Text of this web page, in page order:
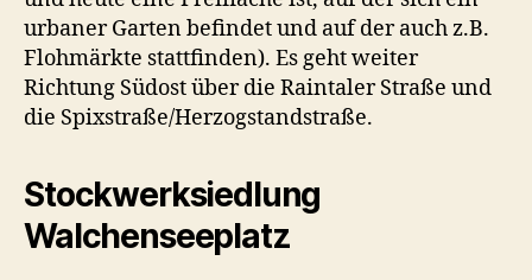
urbaner Garten befindet und auf der auch z.B.
Flohmärkte stattfinden). Es geht weiter
Richtung Südost über die Raintaler Straße und
die Spixstraße/Herzogstandstraße.
Stockwerksiedlung
Walchenseeplatz